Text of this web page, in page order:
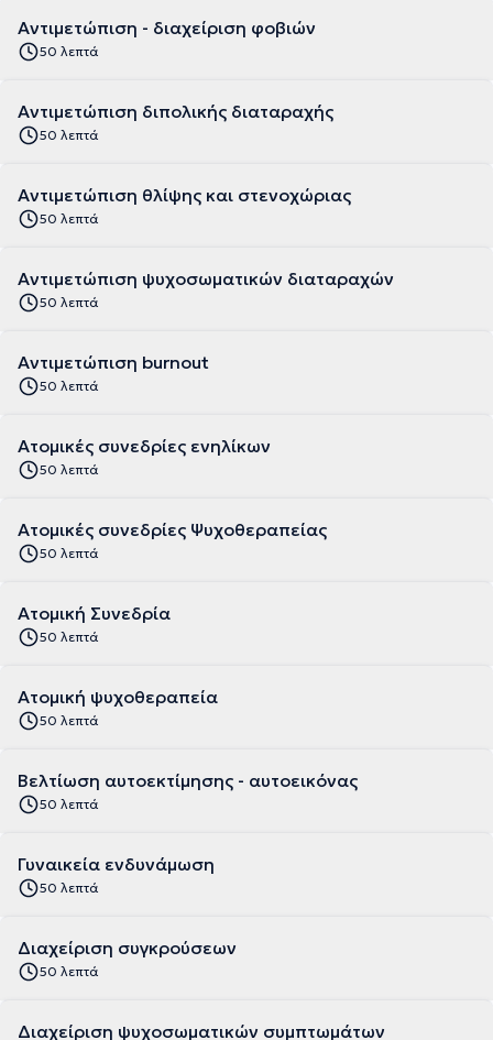
Αντιμετώπιση - διαχείριση φοβιών
50 λεπτά
Αντιμετώπιση διπολικής διαταραχής
50 λεπτά
Αντιμετώπιση θλίψης και στενοχώριας
50 λεπτά
Αντιμετώπιση ψυχοσωματικών διαταραχών
50 λεπτά
Αντιμετώπιση burnout
50 λεπτά
Ατομικές συνεδρίες ενηλίκων
50 λεπτά
Ατομικές συνεδρίες Ψυχοθεραπείας
50 λεπτά
Ατομική Συνεδρία
50 λεπτά
Ατομική ψυχοθεραπεία
50 λεπτά
Βελτίωση αυτοεκτίμησης - αυτοεικόνας
50 λεπτά
Γυναικεία ενδυνάμωση
50 λεπτά
Διαχείριση συγκρούσεων
50 λεπτά
Διαχείριση ψυχοσωματικών συμπτωμάτων